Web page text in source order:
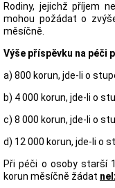
Rodiny, jejichž příjem
mohou požádat o
měsíčně.
Výše příspěvku na péči
a) 800 korun, jde-li o
b) 4 000 korun, jde-li o
c) 8 000 korun, jde-li o
d) 12 000 korun, jde-li o
Při péči o osoby starší
korun měsíčně žádat